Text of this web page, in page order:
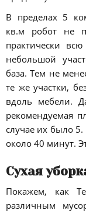
В пределах 5
кв.м робот не
практически
небольшой
база. Тем не
те же участки,
вдоль мебели.
рекомендуемая
случае их было 5.
около 40 минут.
Сухая
Покажем, как
различным